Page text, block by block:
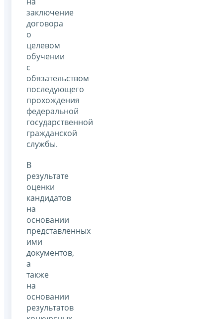
заключение
договора
о
целевом
обучении
с
обязательством
последующего
прохождения
федеральной
государственной
гражданской
службы.
В
результате
оценки
кандидатов
на
основании
представленных
ими
документов,
а
также
на
основании
результатов